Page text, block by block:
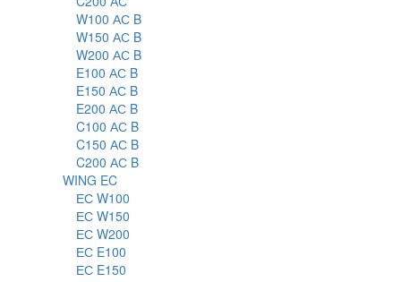
W100 АС B
W150 АС B
W200 АС B
E100 АС B
E150 АС B
E200 АС B
C100 АС B
C150 АС B
C200 АС B
WING EC
ЕС W100
ЕС W150
ЕС W200
ЕС E100
ЕС E150